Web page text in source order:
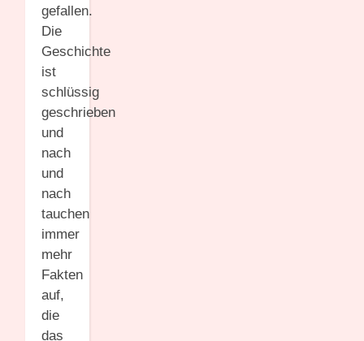
gefallen.
Die
Geschichte
ist
schlüssig
geschrieben
und
nach
und
nach
tauchen
immer
mehr
Fakten
auf,
die
das